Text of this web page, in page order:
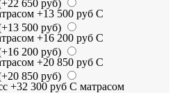
650 руб)
С
500 руб)
С
200 руб)
С
850 руб)
С матрасом